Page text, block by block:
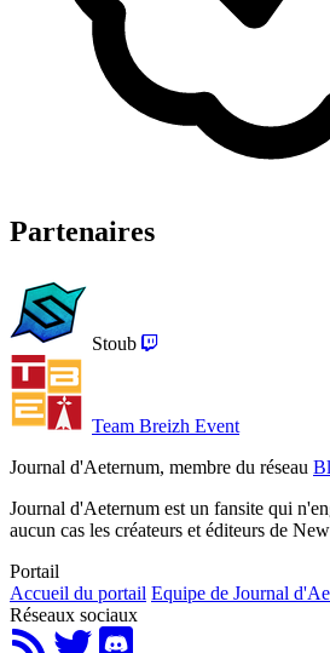
Partenaires
Stoub
Team Breizh Event
Journal d'Aeternum, membre du réseau
Journal d'Aeternum est un fansite qui
aucun cas les créateurs et éditeurs de
Portail
Accueil du portail Equipe de Journal
Réseaux sociaux